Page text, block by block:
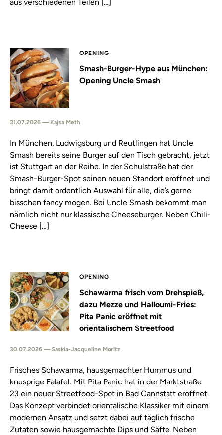
aus verschiedenen Teilen […]
OPENING
Smash-Burger-Hype aus München:
Opening Uncle Smash
31.07.2026 — Kajsa Meth
In München, Ludwigsburg und Reutlingen hat Uncle
Smash bereits seine Burger auf den Tisch gebracht, jetzt
ist Stuttgart an der Reihe. In der Schulstraße hat der
Smash-Burger-Spot seinen neuen Standort eröffnet und
bringt damit ordentlich Auswahl für alle, die’s gerne
bisschen fancy mögen. Bei Uncle Smash bekommt man
nämlich nicht nur klassische Cheeseburger. Neben Chili-
Cheese […]
OPENING
Schawarma frisch vom Drehspieß,
dazu Mezze und Halloumi-Fries:
Pita Panic eröffnet mit
orientalischem Streetfood
30.07.2026 — Saskia-Jacqueline Moritz
Frisches Schawarma, hausgemachter Hummus und
knusprige Falafel: Mit Pita Panic hat in der Marktstraße
23 ein neuer Streetfood-Spot in Bad Cannstatt eröffnet.
Das Konzept verbindet orientalische Klassiker mit einem
modernen Ansatz und setzt dabei auf täglich frische
Zutaten sowie hausgemachte Dips und Säfte. Neben